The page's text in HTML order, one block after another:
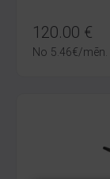
120.00 €
No 5.46€/mēn.